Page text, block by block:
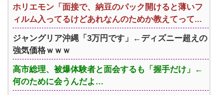
ホリエモン「面接で、納豆のパック開けると薄いフ
ィルム入ってるけどあれなんのためか教えてって...
ジャングリア沖縄「3万円です」←ディズニー超えの
強気価格ｗｗｗ
高市総理、被爆体験者と面会するも「握手だけ」←
何のために会うんだよ…